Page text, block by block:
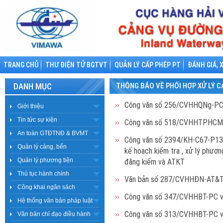
TRANG CHỦ THƯ ĐIỆN TỬ BGTVT QUẢN LÝ CẤP PHÉP PT ĐÁNH GIÁ,
DANH MỤC
Giới thiệu
Tin tức sự kiện
An toàn GTĐTNĐ & BVMT
Quản lý cảng, bến
Quản lý phương tiện
Thủ tục hành chính
Công khai ngân sách
Hệ thống văn bản pháp luật
Văn bản chỉ đạo điều hành
THÔNG BÁO VỀ PHỐI HỢP XỬ LÝ
Công văn số 256/CVHHQNg-
Công văn số 518/
Công văn số 2394/KH-C67-
kế hoạch kiểm tra , xử lý
đăng kiểm và ATKT
Văn bản số 287/CVHHĐN-
Công văn số 347/CVHHBT-
Công văn số 313/CVHHBT-